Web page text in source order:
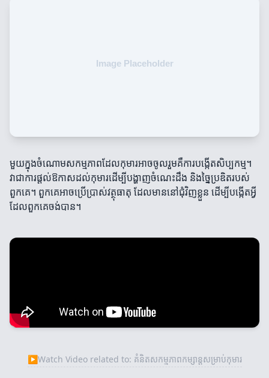
មួយក្នុងចំណោមសកម្មភាពដែលកុមារអាចចូលរួមគឺការបង្កើតសិប្បកម្ម។
វាជាការផ្តល់ឱកាសដល់កុមារដើម្បីបង្ហាញចំណេះដឹង និងច្នៃប្រឌិតរបស់
ពួកគេ។ ពួកគេអាចប្រើប្រាស់វត្ថុធាតុ ដែលមាននៅជុំវិញខ្លួន ដើម្បីបង្កើតអ្វី
ដែលពួកគេចង់បាន។
▶Watch Video related to: គំនិតសកម្មភាពកម្សាន្តសម្រាប់កុមារ